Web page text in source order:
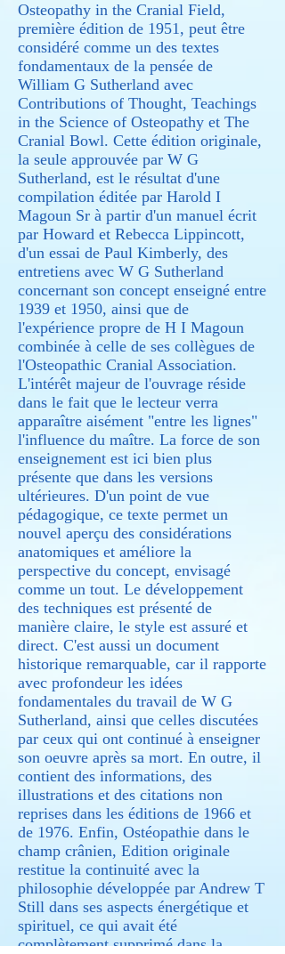
Osteopathy in the Cranial Field,
première édition de 1951, peut être
considéré comme un des textes
fondamentaux de la pensée de
William G Sutherland avec
Contributions of Thought, Teachings
in the Science of Osteopathy et The
Cranial Bowl. Cette édition originale,
la seule approuvée par W G
Sutherland, est le résultat d'une
compilation éditée par Harold I
Magoun Sr à partir d'un manuel écrit
par Howard et Rebecca Lippincott,
d'un essai de Paul Kimberly, des
entretiens avec W G Sutherland
concernant son concept enseigné entre
1939 et 1950, ainsi que de
l'expérience propre de H I Magoun
combinée à celle de ses collègues de
l'Osteopathic Cranial Association.
L'intérêt majeur de l'ouvrage réside
dans le fait que le lecteur verra
apparaître aisément "entre les lignes"
l'influence du maître. La force de son
enseignement est ici bien plus
présente que dans les versions
ultérieures. D'un point de vue
pédagogique, ce texte permet un
nouvel aperçu des considérations
anatomiques et améliore la
perspective du concept, envisagé
comme un tout. Le développement
des techniques est présenté de
manière claire, le style est assuré et
direct. C'est aussi un document
historique remarquable, car il rapporte
avec profondeur les idées
fondamentales du travail de W G
Sutherland, ainsi que celles discutées
par ceux qui ont continué à enseigner
son oeuvre après sa mort. En outre, il
contient des informations, des
illustrations et des citations non
reprises dans les éditions de 1966 et
de 1976. Enfin, Ostéopathie dans le
champ crânien, Edition originale
restitue la continuité avec la
philosophie développée par Andrew T
Still dans ses aspects énergétique et
spirituel, ce qui avait été
complètement supprimé dans la